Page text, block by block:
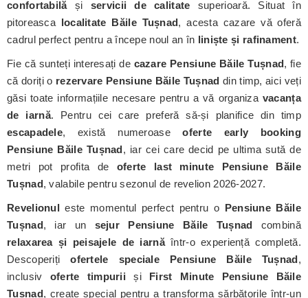
confortabilăși servicii de calitate superioară. Situat în
pitoreasca localitate Băile Tușnad, acesta cazare vă oferă
cadrul perfect pentru a începe noul an în liniște și rafinament.
Fie că sunteți interesați de cazare Pensiune Băile Tușnad, fie
că doriți o rezervare Pensiune Băile Tușnad din timp, aici veți
găsi toate informațiile necesare pentru a vă organiza vacanța
de iarnă. Pentru cei care preferă să-și planifice din timp
escapadele, există numeroaseoferte early booking
Pensiune Băile Tușnad, iar cei care decid pe ultima sută de
metri pot profita de oferte last minute Pensiune Băile
Tușnad, valabile pentru sezonul de revelion 2026-2027.
Revelionul este momentul perfect pentru o Pensiune Băile
Tușnad, iar un sejur Pensiune Băile Tușnad combină
relaxarea și peisajele de iarnăîntr-o experiență completă.
Descoperițiofertele speciale Pensiune Băile Tușnad,
inclusiv oferte timpurii și First Minute Pensiune Băile
Tușnad, create special pentru a transforma sărbătorile într-un